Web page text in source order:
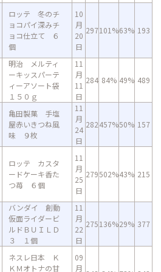
ロッテ 冬のチ
ョコパイ深みチ
ョコ仕立て ６
個
10
月
20
日
297101%63% 193
明治 メルティ
ーキッスパーテ
ィーアソート袋
１５０ｇ
11
月
11
日
284 84% 49% 489
亀田製菓 手塩
屋赤いきつね風
味 ９枚
11
月
24
日
282457%50% 157
ロッテ カスタ
ードケーキ香た
つ苺 ６個
11
月
25
日
279502%43% 215
バンダイ 創動
仮面ライダービ
ルドＢＵＩＬＤ
３ １個
11
月
22
日
275136%29% 377
ネスレ日本 Ｋ
ＫＭオトナの甘
09
月